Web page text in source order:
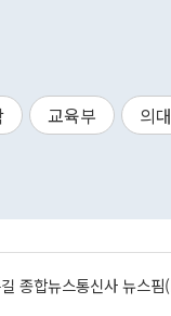
교육부 의
종합뉴스통신사 뉴스